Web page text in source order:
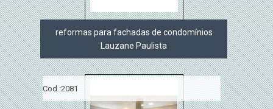
reformas para fachadas de condomínios
Lauzane Paulista
Cod.:2081